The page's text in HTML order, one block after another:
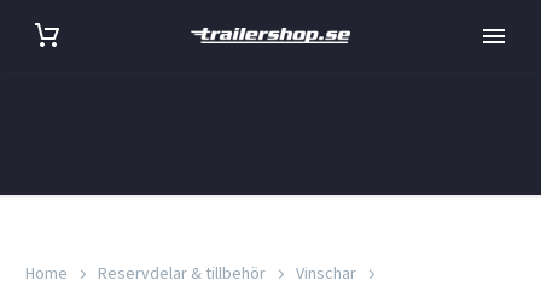
Home Reservdelar & tillbehör
Vinschar